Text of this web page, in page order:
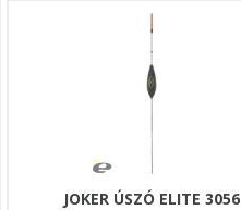
JOKER ÚSZÓ ELITE 3056